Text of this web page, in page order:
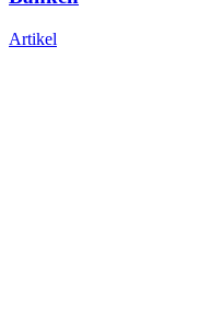
Artikel